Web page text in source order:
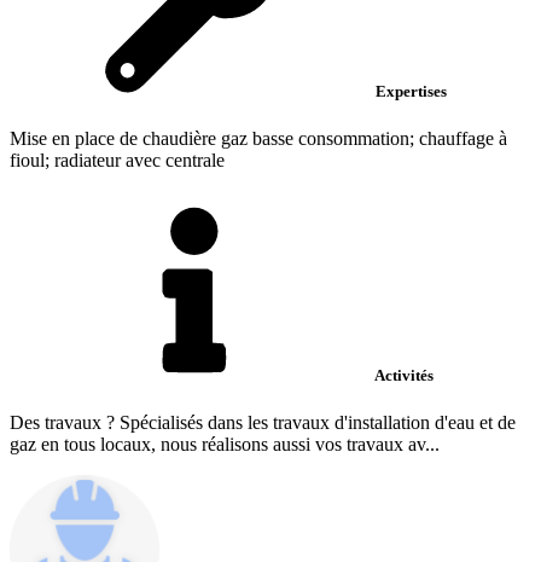
Expertises
Mise en place de chaudière gaz basse consommation; chauffage à
fioul; radiateur avec centrale
Activités
Des travaux ? Spécialisés dans les travaux d'installation d'eau et de
gaz en tous locaux, nous réalisons aussi vos travaux av...